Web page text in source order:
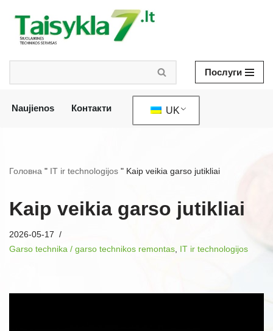
Перейти
змісту
Послуги
Naujienos Контакти UK
Головна " IT ir technologijos " Kaip veikia garso jutikliai
Kaip veikia garso jutikliai
2026-05-17
Garso technika / garso technikos remontas IT ir technologijos